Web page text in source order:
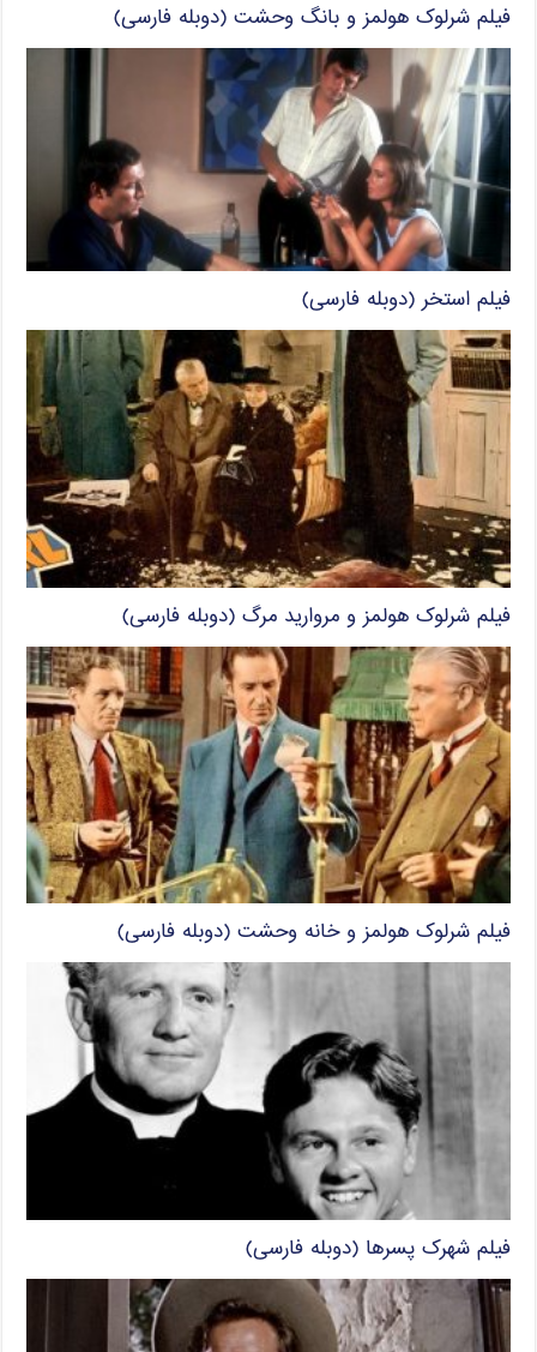
فیلم شرلوک هولمز و بانگ وحشت (دوبله فارسی)
فیلم استخر (دوبله فارسی)
فیلم شرلوک هولمز و مروارید مرگ (دوبله فارسی)
فیلم شرلوک هولمز و خانه وحشت (دوبله فارسی)
فیلم شهرک پسرها (دوبله فارسی)